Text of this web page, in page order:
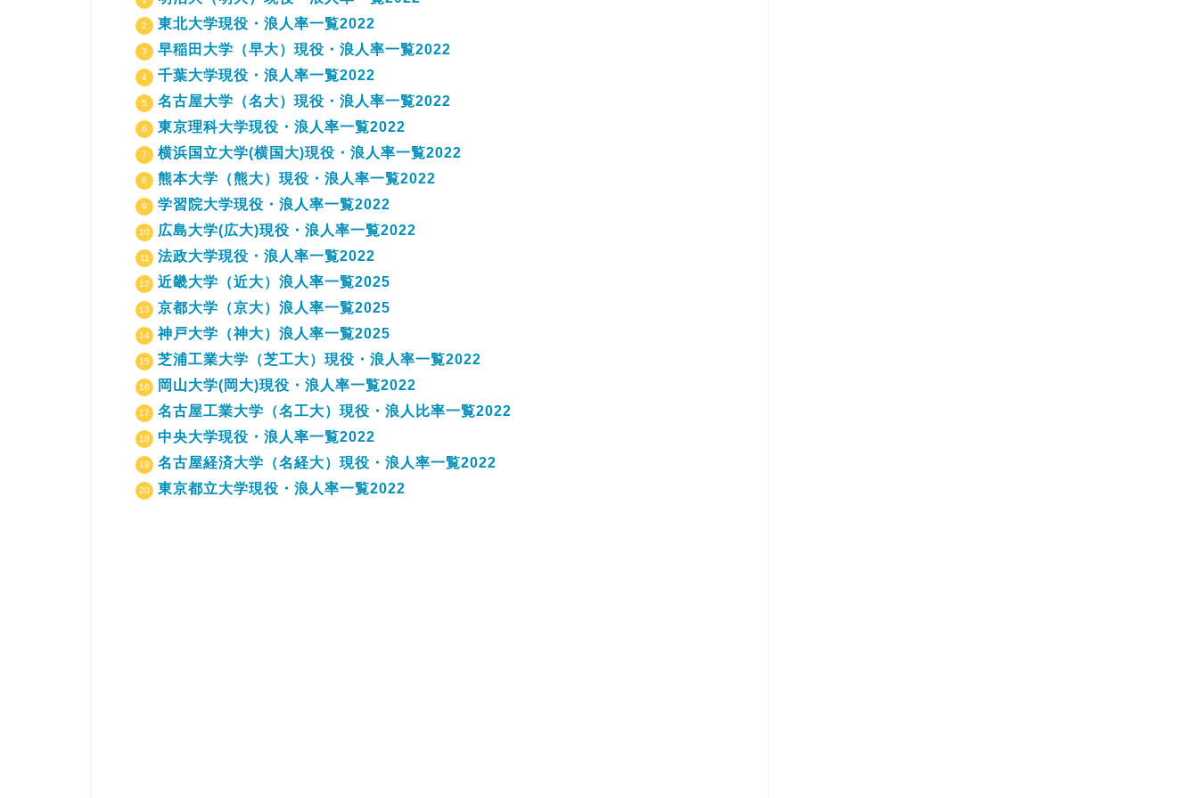
東北大学現役・浪人率一覧2022
早稲田大学（早大）現役・浪人率一覧2022
千葉大学現役・浪人率一覧2022
名古屋大学（名大）現役・浪人率一覧2022
東京理科大学現役・浪人率一覧2022
横浜国立大学(横国大)現役・浪人率一覧2022
熊本大学（熊大）現役・浪人率一覧2022
学習院大学現役・浪人率一覧2022
広島大学(広大)現役・浪人率一覧2022
法政大学現役・浪人率一覧2022
近畿大学（近大）浪人率一覧2025
京都大学（京大）浪人率一覧2025
神戸大学（神大）浪人率一覧2025
芝浦工業大学（芝工大）現役・浪人率一覧2022
岡山大学(岡大)現役・浪人率一覧2022
名古屋工業大学（名工大）現役・浪人比率一覧2022
中央大学現役・浪人率一覧2022
名古屋経済大学（名経大）現役・浪人率一覧2022
東京都立大学現役・浪人率一覧2022